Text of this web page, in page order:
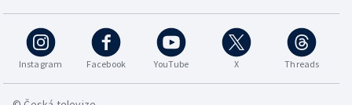
Instagram Facebook YouTube X Threads